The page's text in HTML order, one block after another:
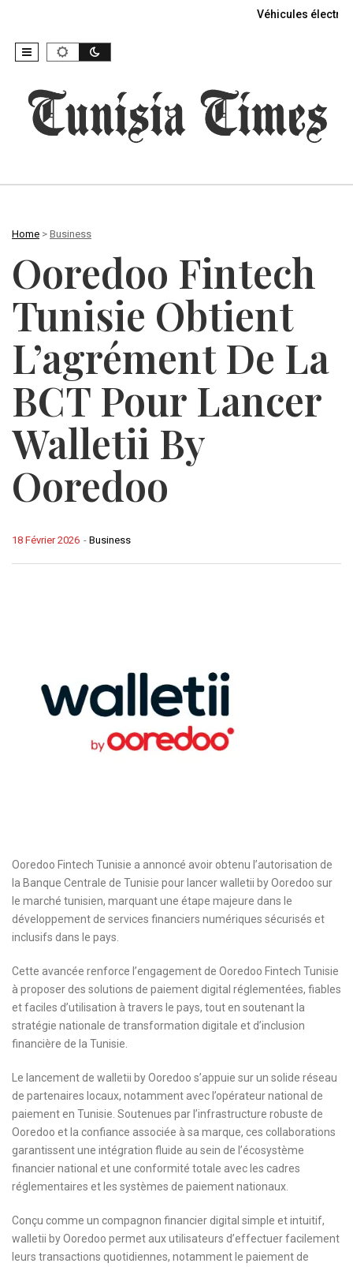
Véhicules
Home > Business
Ooredoo Fintech
Tunisie Obtient
L’agrément De La
BCT Pour Lancer
Walletii By
Ooredoo
- Business
18 Février 2026
Ooredoo Fintech Tunisie a annoncé avoir obtenu l’autorisation de
la Banque Centrale de Tunisie pour lancer walletii by Ooredoo sur
le marché tunisien, marquant une étape majeure dans le
développement de services financiers numériques sécurisés et
inclusifs dans le pays.
Cette avancée renforce l’engagement de Ooredoo Fintech Tunisie
à proposer des solutions de paiement digital réglementées, fiables
et faciles d’utilisation à travers le pays, tout en soutenant la
stratégie nationale de transformation digitale et d’inclusion
financière de la Tunisie.
Le lancement de walletii by Ooredoo s’appuie sur un solide réseau
de partenaires locaux, notamment avec l’opérateur national de
paiement en Tunisie. Soutenues par l’infrastructure robuste de
Ooredoo et la confiance associée à sa marque, ces collaborations
garantissent une intégration fluide au sein de l’écosystème
financier national et une conformité totale avec les cadres
réglementaires et les systèmes de paiement nationaux.
Conçu comme un compagnon financier digital simple et intuitif,
walletii by Ooredoo permet aux utilisateurs d’effectuer facilement
leurs transactions quotidiennes, notamment le paiement de